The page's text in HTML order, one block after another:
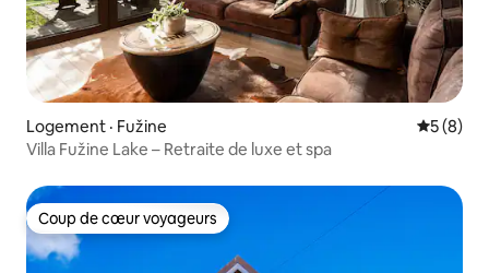
Logement · Fužine Note
5 (8)
Villa Fužine Lake – Retraite de luxe et spa
Coup de cœur voyageurs
Coup de cœur voyageurs